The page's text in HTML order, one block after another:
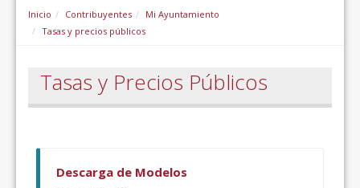
Inicio Contribuyentes
Mi Ayuntamiento
Tasas y precios públicos
Tasas y Precios Públicos
Descarga de Modelos